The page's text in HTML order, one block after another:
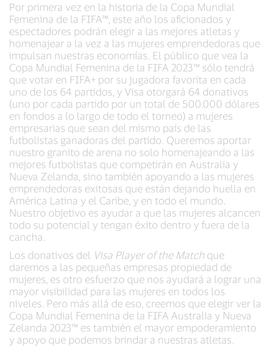
Por primera vez en la historia de la Copa Mundial
Femenina de la FIFA™, este año los aficionados y
espectadores podrán elegir a las mejores atletas y
homenajear a la vez a las mujeres emprendedoras que
impulsan nuestras economías. El público que vea la
Copa Mundial Femenina de la FIFA 2023™ sólo tendrá
que votar en FIFA+ por su jugadora favorita en cada
uno de los 64 partidos, y Visa otorgará 64 donativos
(uno por cada partido por un total de 500.000 dólares
en fondos a lo largo de todo el torneo) a mujeres
empresarias que sean del mismo país de las
futbolistas ganadoras del partido. Queremos aportar
nuestro granito de arena no solo homenajeando a las
mejores futbolistas que competirán en Australia y
Nueva Zelanda, sino también apoyando a las mujeres
emprendedoras exitosas que están dejando huella en
América Latina y el Caribe, y en todo el mundo.
Nuestro objetivo es ayudar a que las mujeres alcancen
todo su potencial y tengan éxito dentro y fuera de la
cancha.
Los donativos del Visa Player of the Match que
daremos a las pequeñas empresas propiedad de
mujeres, es otro esfuerzo que nos ayudará a lograr una
mayor visibilidad para las mujeres en todos los
niveles. Pero más allá de eso, creemos que elegir ver la
Copa Mundial Femenina de la FIFA Australia y Nueva
Zelanda 2023™ es también el mayor empoderamiento
y apoyo que podemos brindar a nuestras atletas.